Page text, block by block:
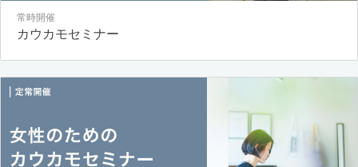
常時開催
カウカモセミナー